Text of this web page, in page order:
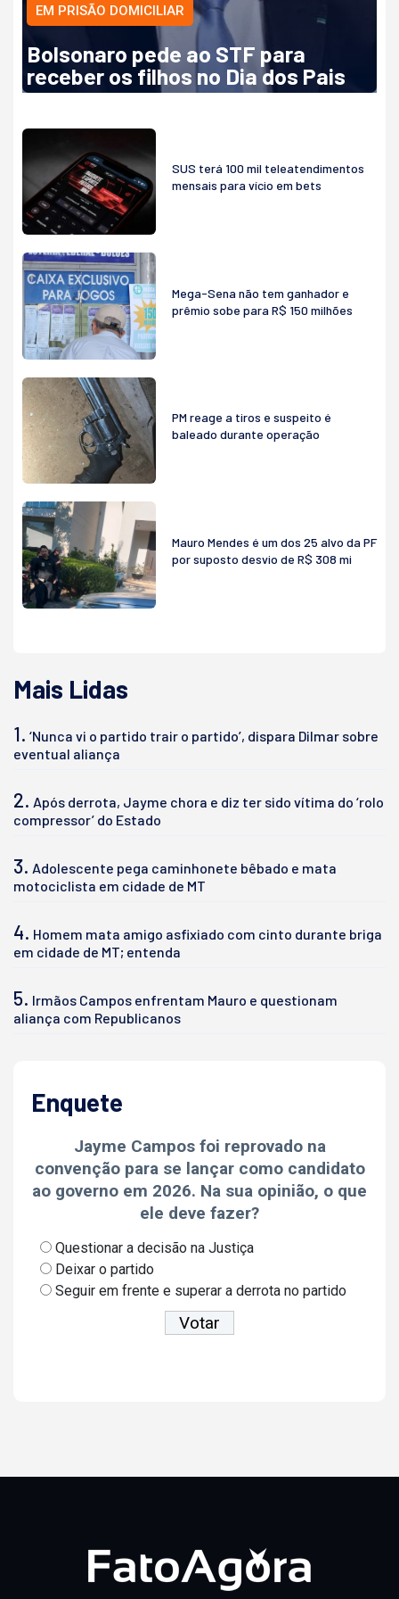
EM PRISÃO DOMICILIAR
Bolsonaro pede ao STF para
receber os filhos no Dia dos Pais
SUS terá 100 mil teleatendimentos
mensais para vício em bets
Mega-Sena não tem ganhador e
prêmio sobe para R$ 150 milhões
PM reage a tiros e suspeito é
baleado durante operação
Mauro Mendes é um dos 25 alvo da PF
por suposto desvio de R$ 308 mi
Mais Lidas
1. ‘Nunca vi o partido trair o partido’, dispara Dilmar sobre
eventual aliança
2. Após derrota, Jayme chora e diz ter sido vítima do ‘rolo
compressor’ do Estado
3. Adolescente pega caminhonete bêbado e mata
motociclista em cidade de MT
4. Homem mata amigo asfixiado com cinto durante briga
em cidade de MT; entenda
5. Irmãos Campos enfrentam Mauro e questionam
aliança com Republicanos
Enquete
Jayme Campos foi reprovado na
convenção para se lançar como candidato
ao governo em 2026. Na sua opinião, o que
ele deve fazer?
Questionar a decisão na Justiça
Deixar o partido
Seguir em frente e superar a derrota no partido